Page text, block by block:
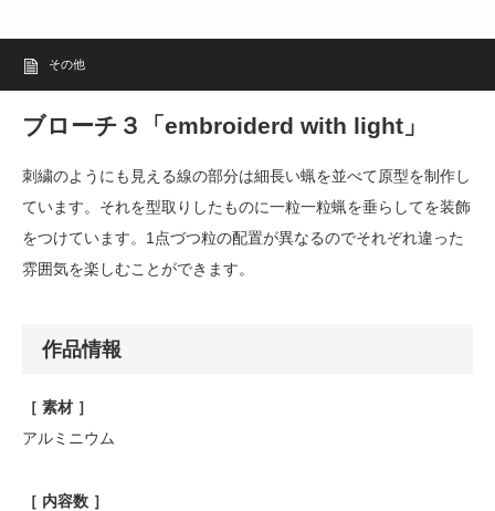
その他
ブローチ３「embroiderd with light」
刺繍のようにも見える線の部分は細長い蝋を並べて原型を制作し
ています。それを型取りしたものに一粒一粒蝋を垂らしてを装飾
をつけています。1点づつ粒の配置が異なるのでそれぞれ違った
雰囲気を楽しむことができます。
作品情報
［ 素材 ］
アルミニウム
［ 内容数 ］